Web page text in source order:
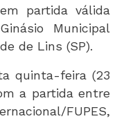
partida válida
Municipal
de Lins (SP).
quinta-feira (23
a partida entre
FUPES,